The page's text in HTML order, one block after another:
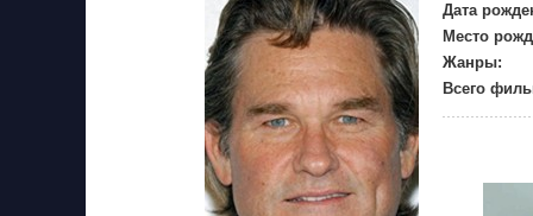
Дата
Место
Жанры:
Всего